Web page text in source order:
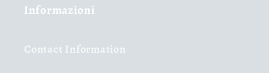
Informazioni
Contact Information